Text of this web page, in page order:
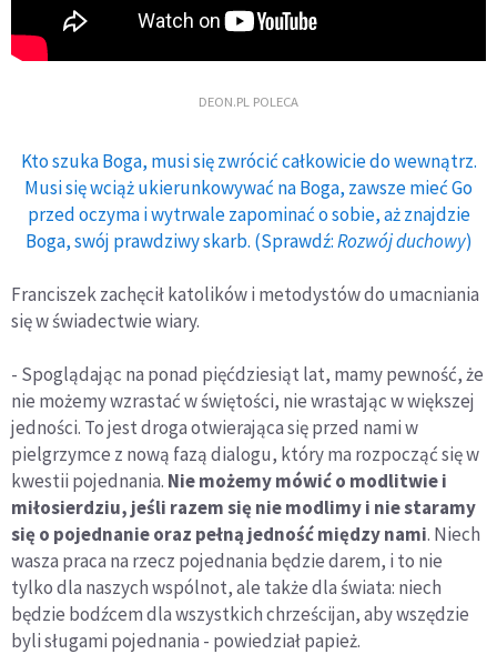
DEON.PL POLECA
Kto szuka Boga, musi się zwrócić całkowicie do wewnątrz.
Musi się wciąż ukierunkowywać na Boga, zawsze mieć Go
przed oczyma i wytrwale zapominać o sobie, aż znajdzie
Boga, swój prawdziwy skarb. (Sprawdź:Rozwój duchowy)
Franciszek zachęcił katolików i metodystów do umacniania
się w świadectwie wiary.
- Spoglądając na ponad pięćdziesiąt lat, mamy pewność, że
nie możemy wzrastać w świętości, nie wrastając w większej
jedności. To jest droga otwierająca się przed nami w
pielgrzymce z nową fazą dialogu, który ma rozpocząć się w
kwestii pojednania. Nie możemy mówić o modlitwie i
miłosierdziu, jeśli razem się nie modlimy i nie staramy
się o pojednanie oraz pełną jedność między nami. Niech
wasza praca na rzecz pojednania będzie darem, i to nie
tylko dla naszych wspólnot, ale także dla świata: niech
będzie bodźcem dla wszystkich chrześcijan, aby wszędzie
byli sługami pojednania - powiedział papież.